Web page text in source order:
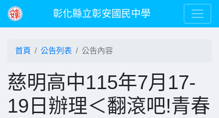
彰化縣立彰安國民中學
首頁 公告列表 公告內容
慈明高中115年7月17-
19日辦理＜翻滾吧!青春